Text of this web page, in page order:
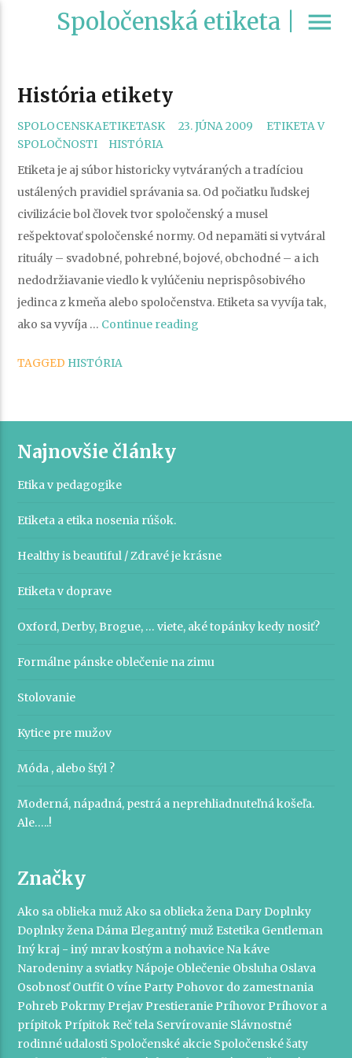
Spoločenská etiketa | menu
História etikety
SPOLOCENSKAETIKETASK 23. JÚNA 2009 CATEGORIES
ETIKETA V
SPOLOČNOSTI
TAGS
HISTÓRIA
Etiketa je aj súbor historicky vytváraných a tradíciou
ustálených pravidiel správania sa. Od počiatku ľudskej
civilizácie bol človek tvor spoločenský a musel
rešpektovať spoločenské normy. Od nepamäti si vytváral
rituály – svadobné, pohrebné, bojové, obchodné – a ich
nedodržiavanie viedlo k vylúčeniu neprispôsobivého
jedinca z kmeňa alebo spoločenstva. Etiketa sa vyvíja tak,
ako sa vyvíja … Continue reading
TAGGED HISTÓRIA
Najnovšie články
Etika v pedagogike
Etiketa a etika nosenia rúšok.
Healthy is beautiful / Zdravé je krásne
Etiketa v doprave
Oxford, Derby, Brogue, … viete, aké topánky kedy nosiť?
Formálne pánske oblečenie na zimu
Stolovanie
Kytice pre mužov
Móda , alebo štýl ?
Moderná, nápadná, pestrá a neprehliadnuteľná košeľa.
Ale…..!
Značky
Ako sa oblieka muž Ako sa oblieka ženaDaryDoplnky
Doplnky ženaDáma Elegantný muž Estetika Gentleman
Iný kraj - iný mravkostým a nohavice Na káve
Narodeniny a sviatky Nápoje Oblečenie Obsluha Oslava
OsobnosťOutfit O víne Party Pohovor do zamestnania
Pohreb Pokrmy Prejav Prestieranie Príhovor Príhovor a
prípitok Prípitok Reč tela Servírovanie Slávnostné
rodinné udalosti Spoločenské akcie Spoločenské šaty